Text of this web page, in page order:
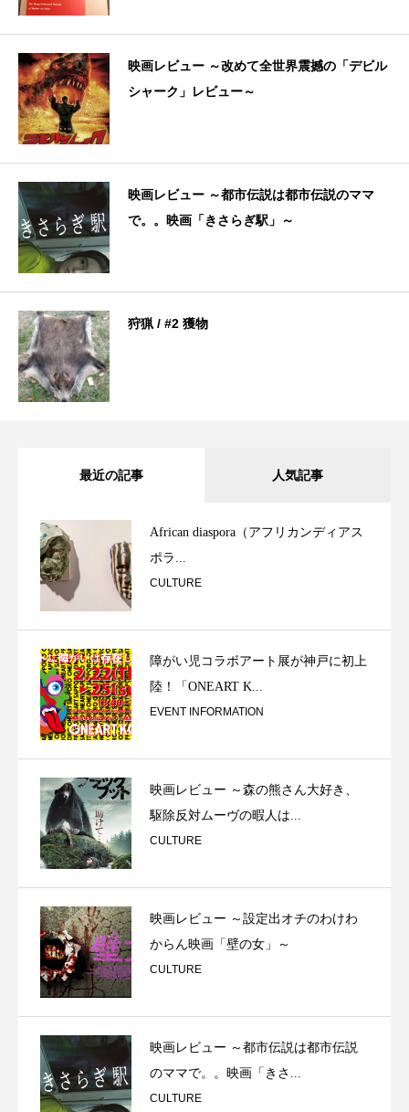
映画レビュー ～改めて全世界震撼の「デビル
シャーク」レビュー～
映画レビュー ～都市伝説は都市伝説のママ
で。。映画「きさらぎ駅」～
狩猟 / #2 獲物
最近の記事 人気記事
African diaspora（アフリカンディアス
ポラ...
CULTURE
障がい児コラボアート展が神戸に初上
陸！「ONEART K...
EVENT INFORMATION
映画レビュー ～森の熊さん大好き、
駆除反対ムーヴの暇人は...
CULTURE
映画レビュー ～設定出オチのわけわ
からん映画「壁の女」～
CULTURE
映画レビュー ～都市伝説は都市伝説
のママで。。映画「きさ...
CULTURE